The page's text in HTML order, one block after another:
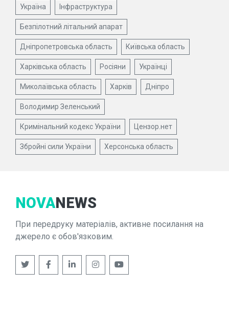
Україна Інфраструктура
Безпілотний літальний апарат
Дніпропетровська область Київська область
Харківська область Росіяни Українці
Миколаївська область Харків Дніпро
Володимир Зеленський
Кримінальний кодекс України Цензор.нет
Збройні сили України Херсонська область
NOVANEWS
При передруку матеріалів, активне посилання на
джерело є обов'язковим.